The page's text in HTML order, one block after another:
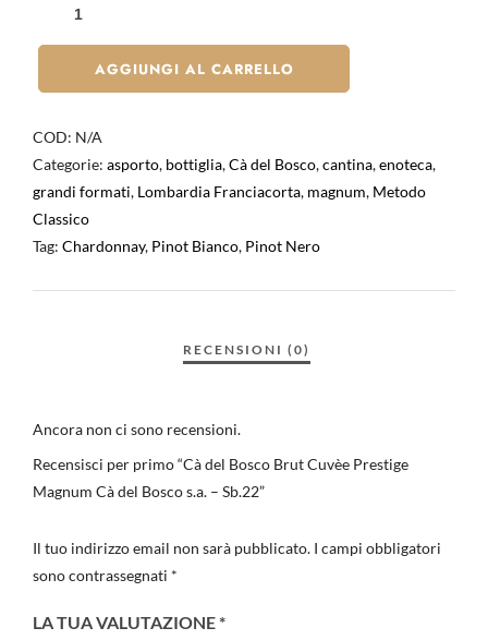
AGGIUNGI AL CARRELLO
COD: N/A
Categorie: asporto, bottiglia,Cà del Bosco,cantina,enoteca,
grandi formati, Lombardia Franciacorta, magnum, Metodo
Classico
Tag: Chardonnay, Pinot Bianco, Pinot Nero
Ancora non ci sono recensioni.
Recensisci per primo “Cà del Bosco Brut Cuvèe Prestige
Magnum Cà del Bosco s.a. – Sb.22”
Il tuo indirizzo email non sarà pubblicato. I campi obbligatori
sono contrassegnati *
LA TUA VALUTAZIONE*